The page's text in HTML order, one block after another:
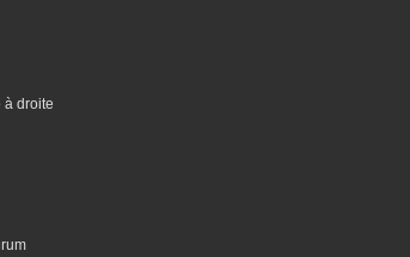
à droite